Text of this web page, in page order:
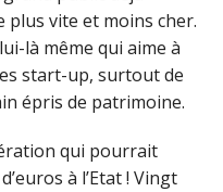
plus vite et moins cher.
là même qui aime à
start-up, surtout de
épris de patrimoine.
qui pourrait
à l’Etat ! Vingt